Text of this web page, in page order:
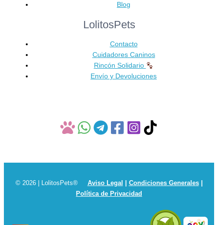
se
elegir
la
página
de
producto
Blog
LolitosPets
Contacto
Cuidadores Caninos
Rincón Solidario
Envío y Devoluciones
© 2026 | LolitosPets® Aviso Legal Condiciones Generales|
Política de Privacidad